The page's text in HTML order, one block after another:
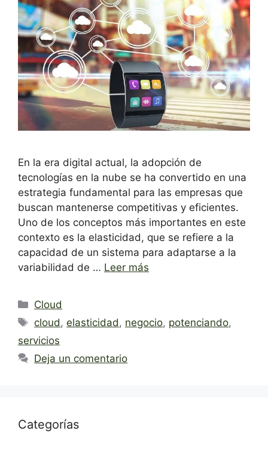
En la era digital actual, la adopción de
tecnologías en la nube se ha convertido en una
estrategia fundamental para las empresas que
buscan mantenerse competitivas y eficientes.
Uno de los conceptos más importantes en este
contexto es la elasticidad, que se refiere a la
capacidad de un sistema para adaptarse a la
variabilidad de … Leer más
Categorías
Cloud
Etiquetas
cloud,elasticidad, negocio, potenciando,
servicios
Deja un comentario
Categorías